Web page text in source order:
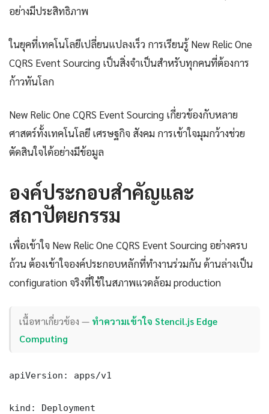
อย่างมีประสิทธิภาพ
ในยุคที่เทคโนโลยีเปลี่ยนแปลงเร็ว การเรียนรู้ New Relic One
CQRS Event Sourcing เป็นสิ่งจำเป็นสำหรับทุกคนที่ต้องการ
ก้าวทันโลก
New Relic One CQRS Event Sourcing เกี่ยวข้องกับหลาย
ศาสตร์ทั้งเทคโนโลยี เศรษฐกิจ สังคม การเข้าใจมุมกว้างช่วย
ตัดสินใจได้อย่างมีข้อมูล
องค์ประกอบสำคัญและ
สถาปัตยกรรม
เพื่อเข้าใจ New Relic One CQRS Event Sourcing อย่างครบ
ถ้วน ต้องเข้าใจองค์ประกอบหลักที่ทำงานร่วมกัน ด้านล่างเป็น
configuration จริงที่ใช้ในสภาพแวดล้อม production
เนื้อหาเกี่ยวข้อง — ทำความเข้าใจ Stencil.js Edge
Computing
apiVersion: apps/v1
kind: Deployment